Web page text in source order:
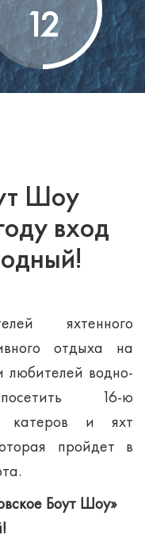
12
Шоу
вход
яхтенного
отдыха на
любителей водно-
16-ю
катеров и яхт
пройдет в
Боут Шоу»